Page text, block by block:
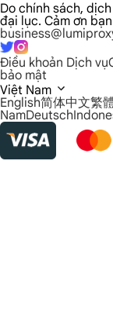
Do chính sách,
đại lục. Cảm ơn
Điều khoản Dịch vụ
bảo mật
Việt Nam
English简体中文繁
NamDeutsch